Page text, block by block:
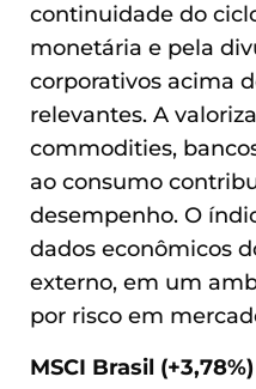
continuidade do
monetária e pela
corporativos acima
relevantes. A
commodities,
ao consumo
desempenho. O
dados econômicos
externo, em um
por risco em
MSCI Brasil (+3,78%)